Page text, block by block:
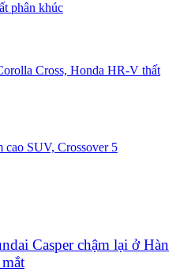
phân khúc
Cross, Honda HR-V thất
cao SUV, Crossover 5
Casper chậm lại ở Hàn